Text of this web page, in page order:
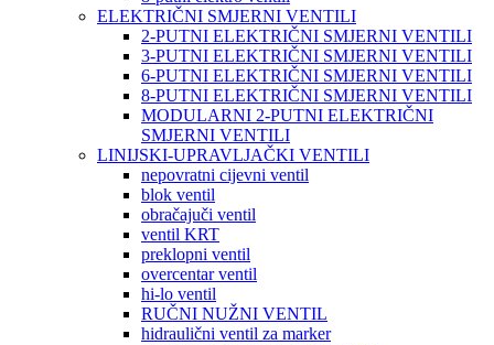
ELEKTRIČNI SMJERNI VENTILI
2-PUTNI ELEKTRIČNI SMJERNI VENTILI
3-PUTNI ELEKTRIČNI SMJERNI VENTILI
6-PUTNI ELEKTRIČNI SMJERNI VENTILI
8-PUTNI ELEKTRIČNI SMJERNI VENTILI
MODULARNI 2-PUTNI ELEKTRIČNI
SMJERNI VENTILI
LINIJSKI-UPRAVLJAČKI VENTILI
nepovratni cijevni ventil
blok ventil
obračajuči ventil
ventil KRT
preklopni ventil
overcentar ventil
hi-lo ventil
RUČNI NUŽNI VENTIL
hidraulični ventil za marker